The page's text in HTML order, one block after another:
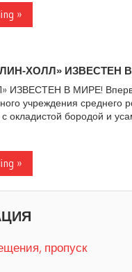
»
ХОЛЛ» ИЗВЕСТЕН
ИЗВЕСТЕН В МИРЕ!
учреждения среднего
окладистой бородой и
»
пропуск